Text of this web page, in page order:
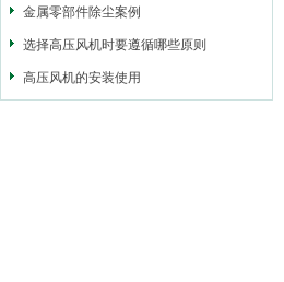
金属零部件除尘案例
选择高压风机时要遵循哪些原则
高压风机的安装使用